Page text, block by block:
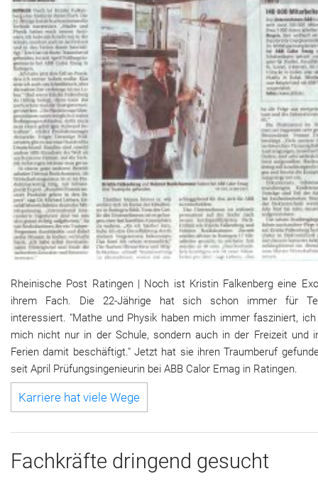
Rheinische Post Ratingen | Noch ist Kristin Falkenberg eine
ihrem Fach. Die 22-Jährige hat sich schon immer für
interessiert. "Mathe und Physik haben mich immer fasziniert, ich
mich nicht nur in der Schule, sondern auch in der Freizeit und
Ferien damit beschäftigt." Jetzt hat sie ihren Traumberuf
seit April Prüfungsingenieurin bei ABB Calor Emag in Ratingen.
Karriere hat viele Wege
Fachkräfte dringend gesucht